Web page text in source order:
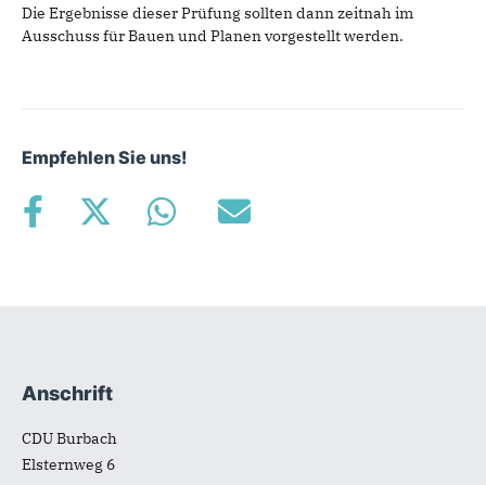
Die Ergebnisse dieser Prüfung sollten dann zeitnah im
Ausschuss für Bauen und Planen vorgestellt werden.
Empfehlen Sie uns!
Fußbereich
Anschrift
CDU Burbach
Elsternweg 6